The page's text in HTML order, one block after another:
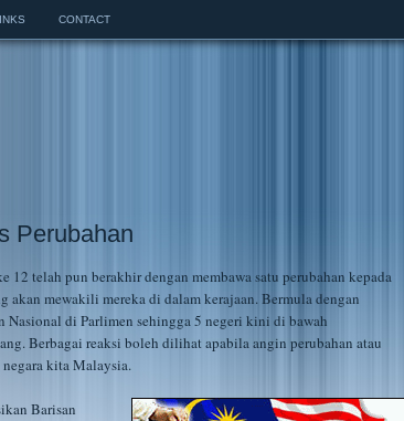
CONTACT
Perubahan
12 telah pun berakhir dengan membawa satu perubahan kepada
akan mewakili mereka di dalam kerajaan. Bermula dengan
Nasional di Parlimen sehingga 5 negeri kini di bawah
Berbagai reaksi boleh dilihat apabila angin perubahan atau
kita Malaysia.
Barisan